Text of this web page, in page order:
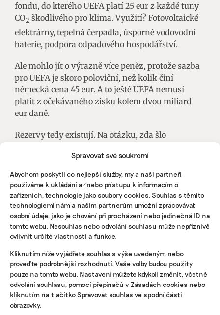
Spravovat své soukromí
Abychom poskytli co nejlepší služby, my a naši partneři
používáme k ukládání a/nebo přístupu k informacím o
zařízeních, technologie jako soubory cookies. Souhlas s těmito
technologiemi nám a našim partnerům umožní zpracovávat
osobní údaje, jako je chování při procházení nebo jedinečná ID na
tomto webu. Nesouhlas nebo odvolání souhlasu může nepříznivě
ovlivnit určité vlastnosti a funkce.
Kliknutím níže vyjádřete souhlas s výše uvedeným nebo
proveďte podrobnější rozhodnutí. Vaše volby budou použity
pouze na tomto webu. Nastavení můžete kdykoli změnit, včetně
odvolání souhlasu, pomocí přepínačů v Zásadách cookies nebo
kliknutím na tlačítko Spravovat souhlas ve spodní části
obrazovky.
fondu, do kterého UEFA platí 25 eur z každé tuny
CO2 škodlivého pro klima. Využití? Fotovoltaické
elektrárny, tepelná čerpadla, úsporné vodovodní
baterie, podpora odpadového hospodářství.
Ale mohlo jít o výrazně více peněz, protože sazba
pro UEFA je skoro poloviční, než kolik činí
německá cena 45 eur. A to ještě UEFA nemusí
platit z očekávaného zisku kolem dvou miliard
eur daně.
Rezervy tedy existují. Na otázku, zda šlo
všech dob“, odpověděl Thomas Fischer z Deutsche
Umwelthilfe takto: „Z hlediska absolutního
dopadu na životní prostředí jím ani být nemohlo.
První mistrovství Evropy v šedesátých letech 20.
století mělo jen čtyři účastníky. Nyní jich je 24, a
proto je mnohem více zápasů, cestování,
obrovských fanouškovských zón
a merchandisingu.“
Většina odborníků se přiklání k tomu, že
mistrovství Evropy se 16 účastníky, která se hrála
v letech 1996 až 2012, nabídla vyšší sportovní
úroveň. Ekologové k tomu přidávají, že natolik
nezatěžovala životní prostředí. O snižování počtu